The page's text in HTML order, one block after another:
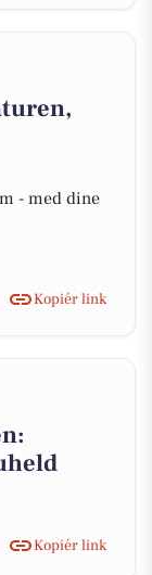
- med dine
Kopiér link
Kopiér link